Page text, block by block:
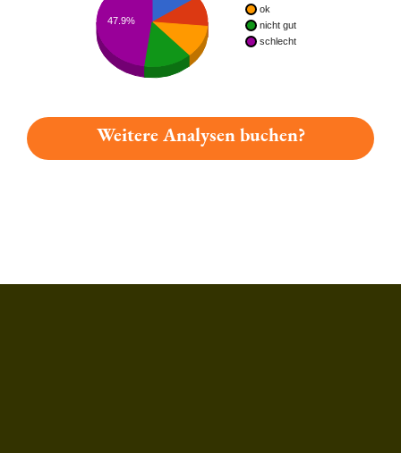
ok
nicht gut
schlecht
47.9%
Weitere Analysen buchen?